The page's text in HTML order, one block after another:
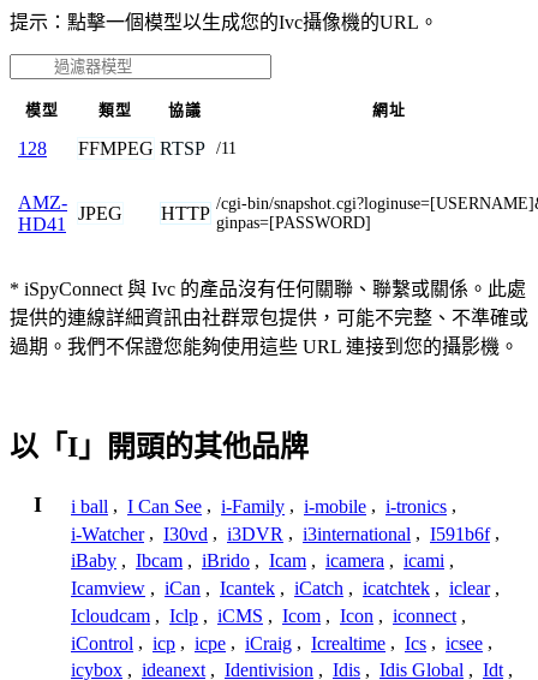
提示：點擊一個模型以生成您的Ivc攝像機的URL。
模型 類型 協議 網址
128 FFMPEG RTSP /11
AMZ-
HD41
JPEG HTTP /cgi-bin/
ginpas=[PASSWORD]
* iSpyConnect 與 Ivc 的產品沒有任何關聯、聯繫或關係。此處
提供的連線詳細資訊由社群眾包提供，可能不完整、不準確或
過期。我們不保證您能夠使用這些 URL 連接到您的攝影機。
以「I」開頭的其他品牌
I i ball , I Can See , i-Family , i-mobile , i-tronics ,
i-Watcher , I30vd , i3DVR , i3international , I591b6f ,
iBaby , Ibcam , iBrido , Icam , icamera , icami ,
Icamview , iCan , Icantek , iCatch , icatchtek , iclear ,
Icloudcam , Iclp , iCMS , Icom , Icon , iconnect ,
iControl , icp , icpe , iCraig , Icrealtime , Ics , icsee ,
icybox , ideanext , Identivision , Idis , Idis Global , Idt ,